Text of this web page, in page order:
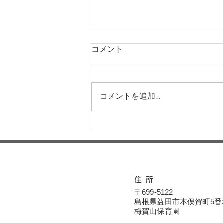
運動会に向けてー梅賀山保育
園 益田市保育園
コメント
コメントを追加…
住所
〒699-5122
島根県益田市本俣賀町5番
​​梅賀山保育園